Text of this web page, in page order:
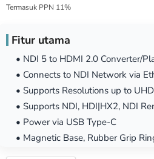
Termasuk PPN 11%
Fitur utama
• NDI 5 to HDMI 2.0 Converter/
• Connects to NDI Network via
• Supports Resolutions up to
• Supports NDI, HDI|HX2, NDI
• Power via USB Type-C
• Magnetic Base, Rubber Grip